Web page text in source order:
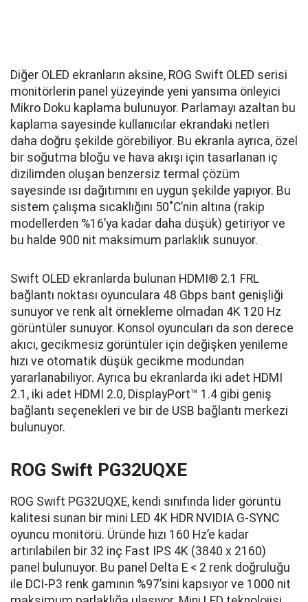
Diğer OLED ekranların aksine, ROG Swift OLED serisi
monitörlerin panel yüzeyinde yeni yansıma önleyici
Mikro Doku kaplama bulunuyor. Parlamayı azaltan bu
kaplama sayesinde kullanıcılar ekrandaki netleri
daha doğru şekilde görebiliyor. Bu ekranla ayrıca, özel
bir soğutma bloğu ve hava akışı için tasarlanan iç
dizilimden oluşan benzersiz termal çözüm
sayesinde ısı dağıtımını en uygun şekilde yapıyor. Bu
sistem çalışma sıcaklığını 50˚C’nin altına (rakip
modellerden %16’ya kadar daha düşük) getiriyor ve
bu halde 900 nit maksimum parlaklık sunuyor.
Swift OLED ekranlarda bulunan HDMI® 2.1 FRL
bağlantı noktası oyunculara 48 Gbps bant genişliği
sunuyor ve renk alt örnekleme olmadan 4K 120 Hz
görüntüler sunuyor. Konsol oyuncuları da son derece
akıcı, gecikmesiz görüntüler için değişken yenileme
hızı ve otomatik düşük gecikme modundan
yararlanabiliyor. Ayrıca bu ekranlarda iki adet HDMI
2.1, iki adet HDMI 2.0, DisplayPort™ 1.4 gibi geniş
bağlantı seçenekleri ve bir de USB bağlantı merkezi
bulunuyor.
ROG Swift PG32UQXE
ROG Swift PG32UQXE, kendi sınıfında lider görüntü
kalitesi sunan bir mini LED 4K HDR NVIDIA G-SYNC
oyuncu monitörü. Üründe hızı 160 Hz’e kadar
artırılabilen bir 32 inç Fast IPS 4K (3840 x 2160)
panel bulunuyor. Bu panel Delta E < 2 renk doğruluğu
ile DCI-P3 renk gamının %97’sini kapsıyor ve 1000 nit